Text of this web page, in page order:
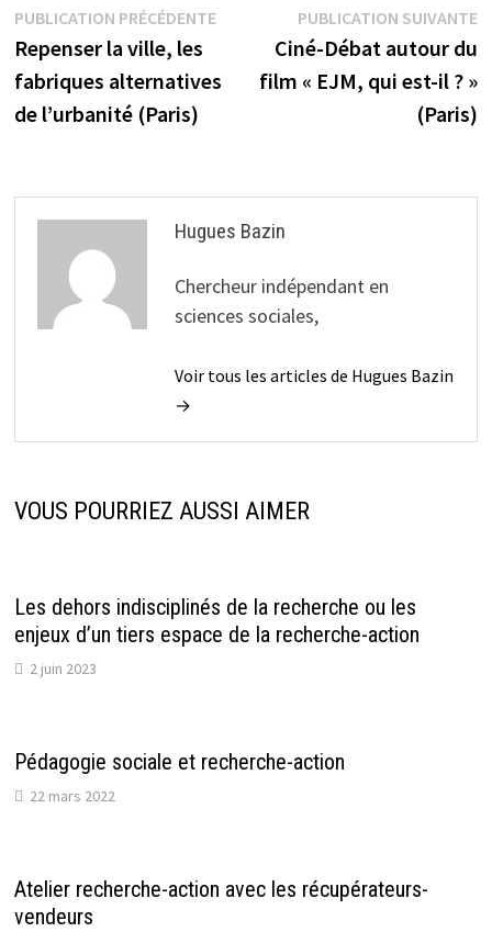
Navigation
de
l’article
PUBLICATION PRÉCÉDENTEPublication
précédente :
Repenser la ville, les
fabriques alternatives
de l’urbanité (Paris)
PUBLICATION SUIVANTE
Ciné-Débat autour du
film « EJM, qui est-il ? »
(Paris)
Hugues Bazin
Chercheur indépendant en
sciences sociales,
Voir tous les articles de Hugues Bazin
→
VOUS POURRIEZ AUSSI AIMER
Les dehors indisciplinés de la recherche ou les
enjeux d’un tiers espace de la recherche-action
2 juin 2023
Pédagogie sociale et recherche-action
22 mars 2022
Atelier recherche-action avec les récupérateurs-
vendeurs